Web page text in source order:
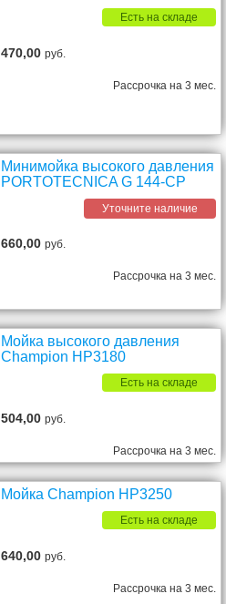
Есть на складе
470,00руб.
Рассрочка на 3 мес.
Минимойка высокого давления
PORTOTECNICA G 144-CP
Уточните наличие
660,00руб.
Рассрочка на 3 мес.
Мойка высокого давления
Champion HP3180
Есть на складе
504,00руб.
Рассрочка на 3 мес.
Мойка Champion HP3250
Есть на складе
640,00руб.
Рассрочка на 3 мес.